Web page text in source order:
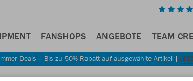
FANSHOPS ANGEBOTE TEAM
Deals | Bis zu 50% Rabatt auf ausgewählte Artikel |